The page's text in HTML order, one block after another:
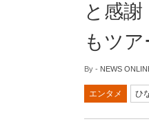
と感
もツ
By - NEWS
エンタメ ひ